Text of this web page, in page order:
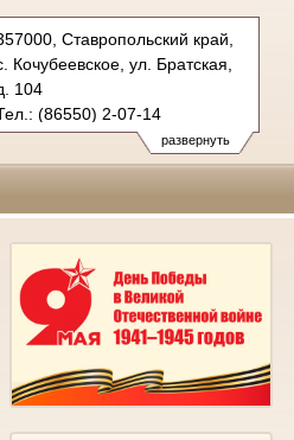
развернуть
Ставропольский край,
Кочубеевское, ул. Братская,
104
(86550) 2-07-14
на карте